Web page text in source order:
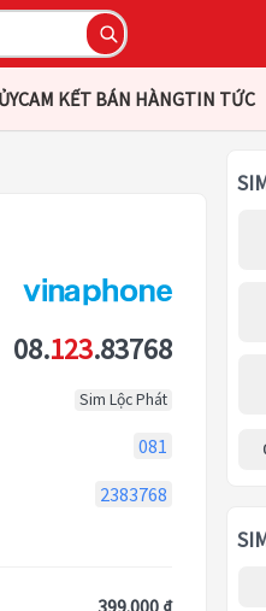
CAM KẾT BÁN HÀNGTIN TỨC
08.123.83768
Sim Lộc Phát
081
2383768